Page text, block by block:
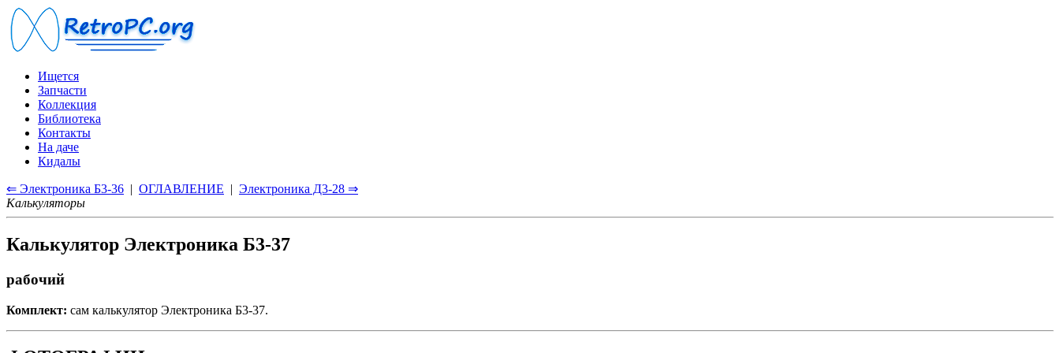
Ищется
Запчасти
Коллекция
Библиотека
Контакты
На даче
Кидалы
⇐ Электроника Б3-36 | ОГЛАВЛЕНИЕ | Электроника Д3-28 ⇒
Калькуляторы
Калькулятор Электроника Б3-37
рабочий
Комплект: сам калькулятор Электроника Б3-37.